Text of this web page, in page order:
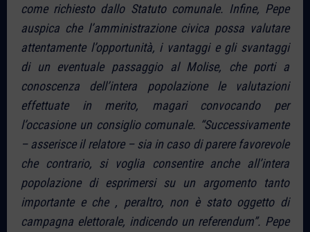
come richiesto dallo Statuto comunale. Infine, Pepe
auspica che l’amministrazione civica possa valutare
attentamente l’opportunità, i vantaggi e gli svantaggi
di un eventuale passaggio al Molise, che porti a
conoscenza dell’intera popolazione le valutazioni
effettuate in merito, magari convocando per
l’occasione un consiglio comunale. “Successivamente
– asserisce il relatore – sia in caso di parere favorevole
che contrario, si voglia consentire anche all’intera
popolazione di esprimersi su un argomento tanto
importante e che , peraltro, non è stato oggetto di
campagna elettorale, indicendo un referendum”. Pepe